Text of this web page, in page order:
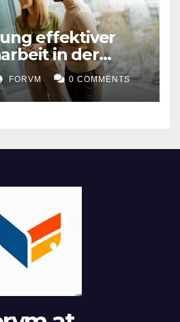
effektiver
in der
FORVM 0 COMMENTS